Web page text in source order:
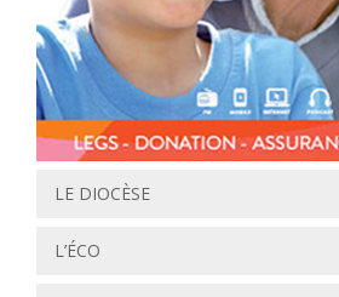
LE DIOCÈSE
L’ÉCO